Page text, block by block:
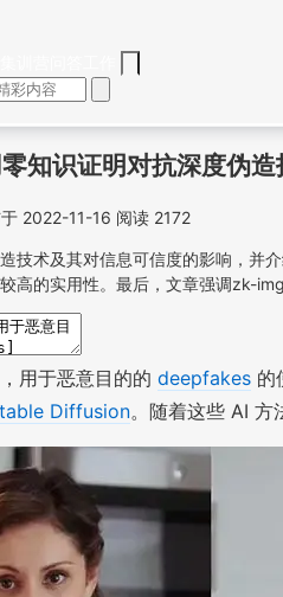
知识证明对抗深度伪造
2022-11-16 阅读 2172
技术及其对信息可信度的影响，并
高的实用性。最后，文章强调zk-
用于恶意目的的 deepfakes 的
Diffusion。随着这些 AI 方